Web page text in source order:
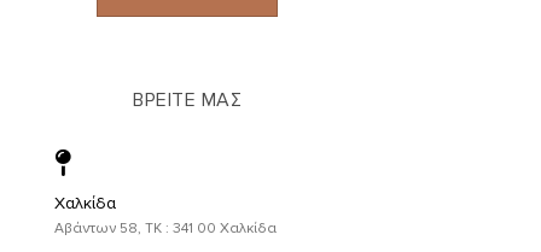
ΒΡΕΙΤΕ ΜΑΣ
Χαλκίδα
Αβάντων 58, ΤΚ : 341 00 Χαλκίδα